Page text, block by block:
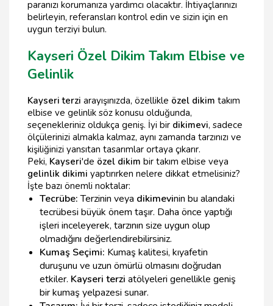
paranızı korumanıza yardımcı olacaktır. İhtiyaçlarınızı
belirleyin, referansları kontrol edin ve sizin için en
uygun terziyi bulun.
Kayseri Özel Dikim Takım Elbise ve
Gelinlik
Kayseri terzi arayışınızda, özellikle özel dikim takım
elbise ve gelinlik söz konusu olduğunda,
seçenekleriniz oldukça geniş. İyi bir dikimevi, sadece
ölçülerinizi almakla kalmaz, aynı zamanda tarzınızı ve
kişiliğinizi yansıtan tasarımlar ortaya çıkarır.
Peki, Kayseri'de özel dikim bir takım elbise veya
gelinlik dikimi yaptırırken nelere dikkat etmelisiniz?
İşte bazı önemli noktalar:
Tecrübe:Terzinin veya dikimevinin bu alandaki
tecrübesi büyük önem taşır. Daha önce yaptığı
işleri inceleyerek, tarzının size uygun olup
olmadığını değerlendirebilirsiniz.
Kumaş Seçimi: Kumaş kalitesi, kıyafetin
duruşunu ve uzun ömürlü olmasını doğrudan
etkiler. Kayseri terzi atölyeleri genellikle geniş
bir kumaş yelpazesi sunar.